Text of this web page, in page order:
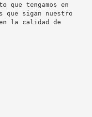
que tengamos en
que sigan nuestro
la calidad de